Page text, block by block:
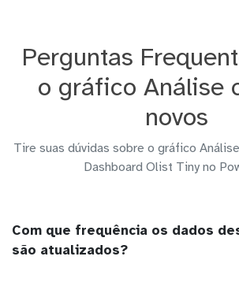
Perguntas
o gráfico Análise
novos
Tire suas dúvidas sobre o gráfico
Dashboard Olist Tiny no
Com que frequência os dados
são atualizados?